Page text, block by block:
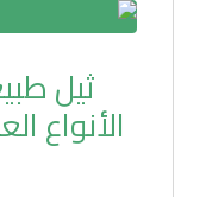
ثيل
الأنواع